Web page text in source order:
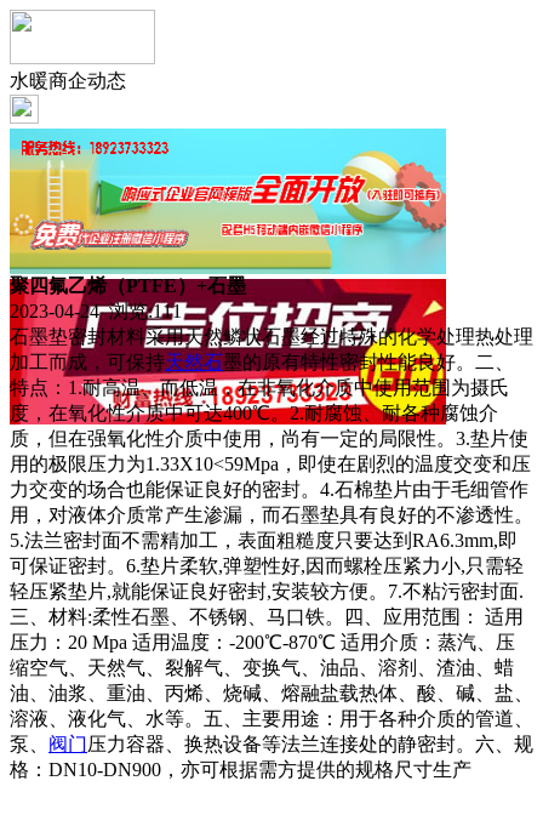
水暖商企动态
聚四氟乙烯（PTFE）+石墨
2023-04-24 浏览:111
石墨垫密封材料采用天然鳞状石墨经过特殊的化学处理热处理
加工而成，可保持天然石墨的原有特性密封性能良好。二、
特点：1.耐高温、而低温，在非氧化介质中使用范围为摄氏
度，在氧化性介质中可达400℃。2.耐腐蚀、耐各种腐蚀介
质，但在强氧化性介质中使用，尚有一定的局限性。3.垫片使
用的极限压力为1.33X10<59Mpa，即使在剧烈的温度交变和压
力交变的场合也能保证良好的密封。4.石棉垫片由于毛细管作
用，对液体介质常产生渗漏，而石墨垫具有良好的不渗透性。
5.法兰密封面不需精加工，表面粗糙度只要达到RA6.3mm,即
可保证密封。6.垫片柔软,弹塑性好,因而螺栓压紧力小,只需轻
轻压紧垫片,就能保证良好密封,安装较方便。7.不粘污密封面.
三、材料:柔性石墨、不锈钢、马口铁。四、应用范围： 适用
压力：20 Mpa 适用温度：-200℃-870℃ 适用介质：蒸汽、压
缩空气、天然气、裂解气、变换气、油品、溶剂、渣油、蜡
油、油浆、重油、丙烯、烧碱、熔融盐载热体、酸、碱、盐、
溶液、液化气、水等。五、主要用途：用于各种介质的管道、
泵、 阀门压力容器、换热设备等法兰连接处的静密封。六、规
格：DN10-DN900，亦可根据需方提供的规格尺寸生产